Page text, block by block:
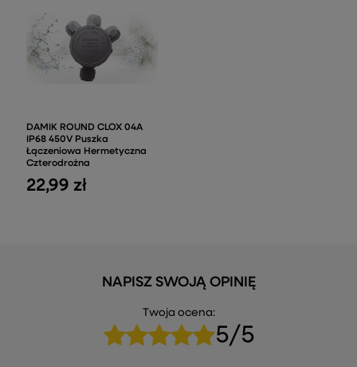
DAMIK ROUND CLOX 04A
IP68 450V Puszka
Łączeniowa Hermetyczna
Czterodrożna
22,99 zł
NAPISZ SWOJĄ OPINIĘ
Twoja ocena:
5/5